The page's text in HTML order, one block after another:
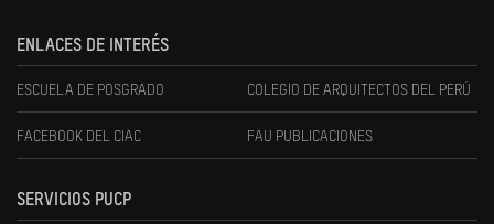
ENLACES DE INTERÉS
ESCUELA DE POSGRADO COLEGIO DE ARQUITECTOS DEL PERÚ
FACEBOOK DEL CIAC FAU PUBLICACIONES
SERVICIOS PUCP